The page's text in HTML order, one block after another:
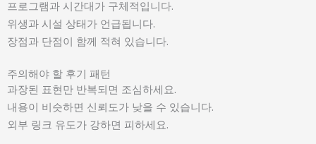
프로그램과 시간대가 구체적입니다.
위생과 시설 상태가 언급됩니다.
장점과 단점이 함께 적혀 있습니다.
주의해야 할 후기 패턴
과장된 표현만 반복되면 조심하세요.
내용이 비슷하면 신뢰도가 낮을 수 있습니다.
외부 링크 유도가 강하면 피하세요.